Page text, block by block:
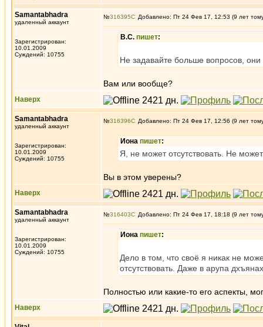
Samantabhadra
удаленный аккаунт
Зарегистрирован:
10.01.2009
Суждений: 10755
№316395 Добавлено: Пт 24 Фев 17, 12:53 (9 лет
В.С. пишет:
Не задавайте больше вопросов,
Вам или вообще?
Наверх
Samantabhadra
удаленный аккаунт
Зарегистрирован:
10.01.2009
Суждений: 10755
№316396 Добавлено: Пт 24 Фев 17, 12:56 (9 лет
Иона пишет:
Я, не может отсутствовать. Не
Вы в этом уверены?
Наверх
Samantabhadra
удаленный аккаунт
Зарегистрирован:
10.01.2009
Суждений: 10755
№316403 Добавлено: Пт 24 Фев 17, 18:18 (9 лет
Иона пишет:
Дело в том, что своё я никак не
отсутствовать. Даже в арупа
Полностью или какие-то его аспекты,
Наверх